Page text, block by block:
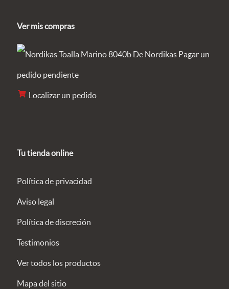
Ver mis compras
Pagar un
pedido pendiente
Localizar un pedido
Tu tienda online
Política de privacidad
Aviso legal
Política de discreción
Testimonios
Ver todos los productos
Mapa del sitio